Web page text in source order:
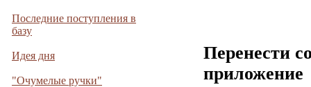
Последние поступления в
базу
Идея дня
"Очумелые ручки"
Перенести
приложение